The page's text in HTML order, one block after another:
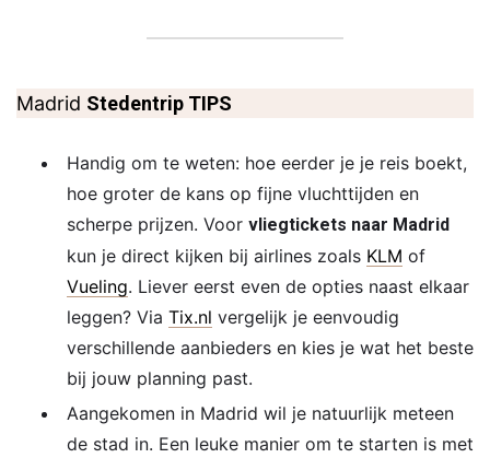
Madrid Stedentrip TIPS
Handig om te weten: hoe eerder je je reis boekt,
hoe groter de kans op fijne vluchttijden en
scherpe prijzen. Voor vliegtickets naar Madrid
kun je direct kijken bij airlines zoals KLM of
Vueling. Liever eerst even de opties naast elkaar
leggen? Via Tix.nl vergelijk je eenvoudig
verschillende aanbieders en kies je wat het beste
bij jouw planning past.
Aangekomen in Madrid wil je natuurlijk meteen
de stad in. Een leuke manier om te starten is met